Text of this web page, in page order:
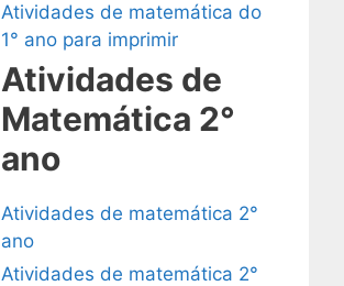
Atividades de matemática do
1° ano para imprimir
Atividades de
Matemática 2°
ano
Atividades de matemática 2°
ano
Atividades de matemática 2°